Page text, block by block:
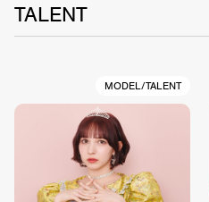
TALENT
MODEL/TALENT